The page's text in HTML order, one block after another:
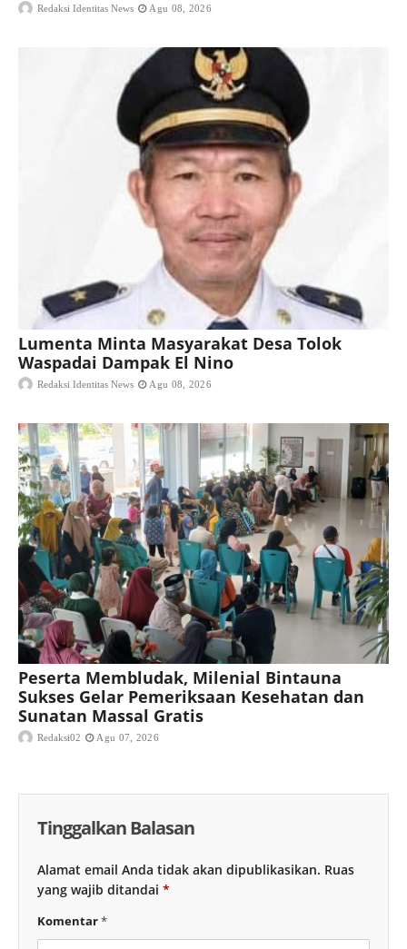
Redaksi Identitas News Agu 08, 2026
Lumenta Minta Masyarakat Desa Tolok
Waspadai Dampak El Nino
Redaksi Identitas News Agu 08, 2026
Peserta Membludak, Milenial Bintauna
Sukses Gelar Pemeriksaan Kesehatan dan
Sunatan Massal Gratis
Redaksi02 Agu 07, 2026
Tinggalkan Balasan
Alamat email Anda tidak akan dipublikasikan. Ruas
yang wajib ditandai *
Komentar*